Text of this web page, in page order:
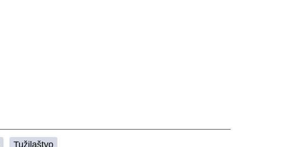
Tužilaštvo